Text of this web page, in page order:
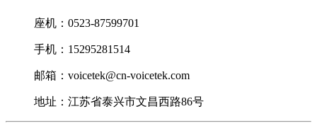
座机：0523-87599701
手机：15295281514
邮箱：voicetek@cn-voicetek.com
地址：江苏省泰兴市文昌西路86号